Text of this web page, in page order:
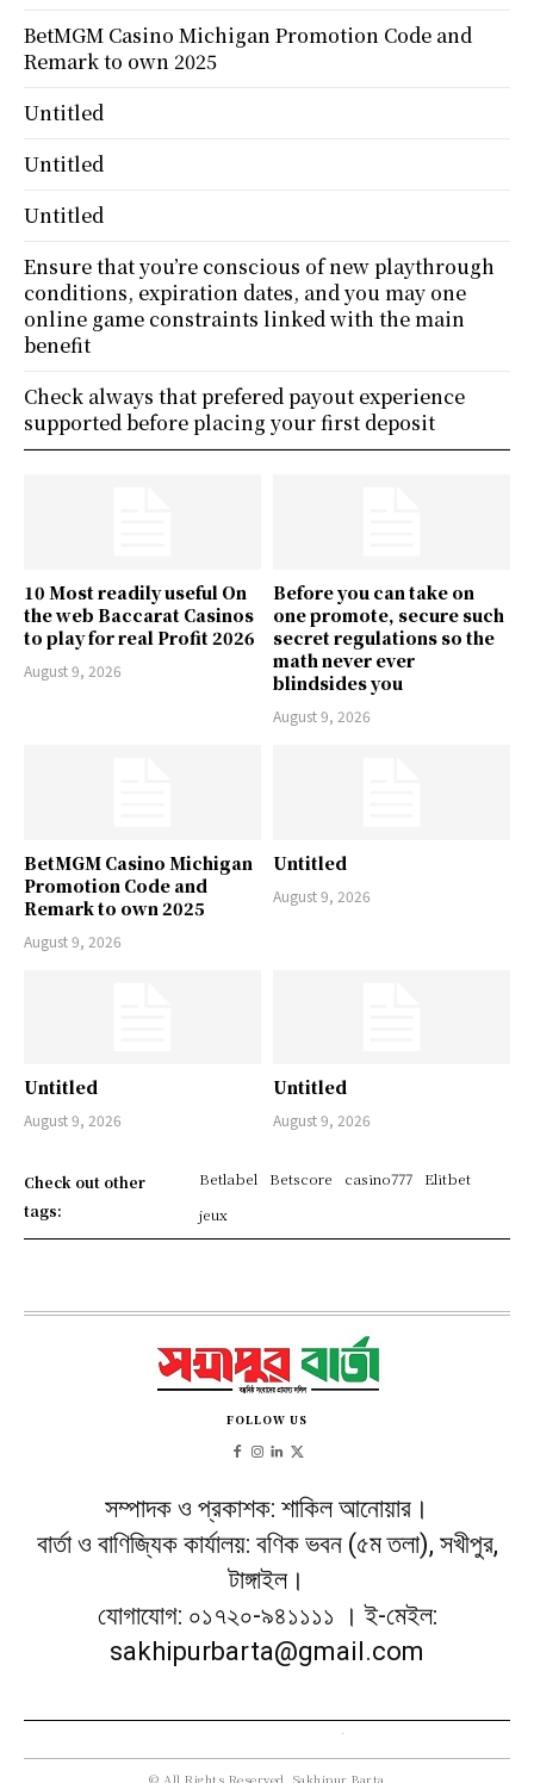
10 Most readily useful On
the web Baccarat Casinos
to play for real Profit 2026
August 9, 2026
Before you can take on
one promote, secure such
secret regulations so the
math never ever
blindsides you
August 9, 2026
BetMGM Casino Michigan
Promotion Code and
Remark to own 2025
August 9, 2026
Untitled
August 9, 2026
Untitled
August 9, 2026
Untitled
August 9, 2026
Check out other
tags:
Betlabel Betscore casino777
Elitbet
jeux
BetMGM Casino Michigan Promotion Code and
Remark to own 2025
Untitled
Untitled
Untitled
Ensure that you’re conscious of new playthrough
conditions, expiration dates, and you may one
online game constraints linked with the main
benefit
Check always that prefered payout experience
supported before placing your first deposit
FOLLOW US
সম্পাদক ও প্রকাশক: শাকিল আনোয়ার।
বার্তা ও বাণিজ্যিক কার্যালয়: বণিক ভবন (৫ম তলা), সখীপুর,
টাঙ্গাইল।
যোগাযোগ: ০১৭২০-৯৪১১১১ । ই-মেইল:
sakhipurbarta@gmail.com
© All Rights Reserved, Sakhipur Barta